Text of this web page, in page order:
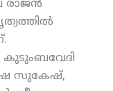
രാജന്‍
കുടുംബവേദി
സുകേഷ്,